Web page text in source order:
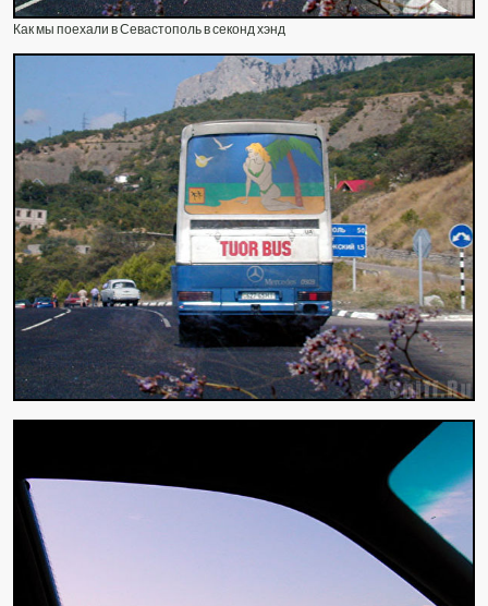
Как мы поехали в Севастополь в секонд хэнд